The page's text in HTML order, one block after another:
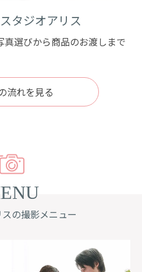
タジオアリス
真選びから商品のお渡しまで
流れを見る
の撮影メニュー